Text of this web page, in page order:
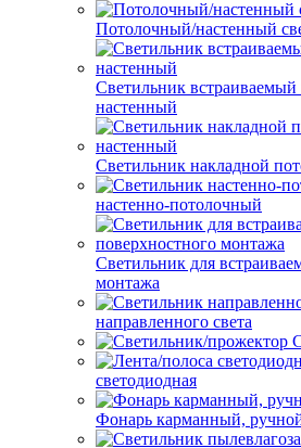
Потолочный/настенный
Светильник
настенный
Светильник накладной
настенно-потолочный
Светильник для
монтажа
направленного света
светодиодная
Фонарь карманный,